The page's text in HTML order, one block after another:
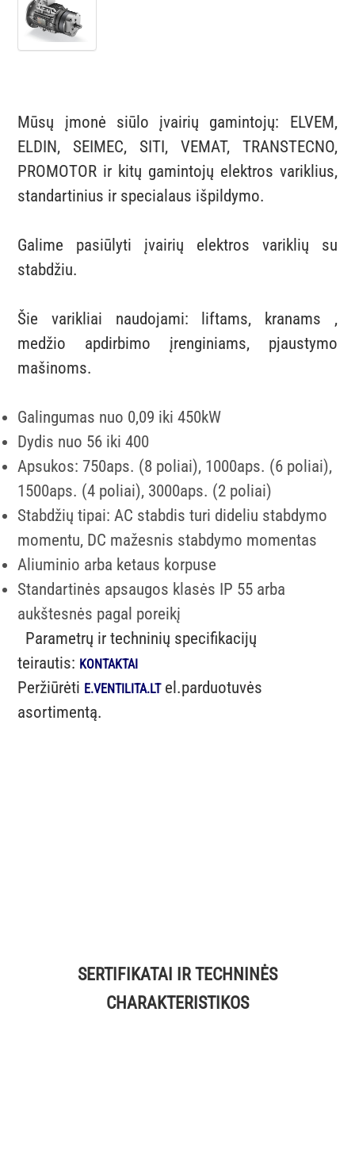
Mūsų įmonė siūlo įvairių gamintojų: ELVEM,
ELDIN, SEIMEC, SITI, VEMAT, TRANSTECNO,
PROMOTOR ir kitų gamintojų elektros variklius,
standartinius ir specialaus išpildymo.
Galime pasiūlyti įvairių elektros variklių su
stabdžiu.
Šie varikliai naudojami: liftams, kranams ,
medžio apdirbimo įrenginiams, pjaustymo
mašinoms.
Galingumas nuo 0,09 iki 450kW
Dydis nuo 56 iki 400
Apsukos: 750aps. (8 poliai), 1000aps. (6 poliai),
1500aps. (4 poliai), 3000aps. (2 poliai)
Stabdžių tipai: AC stabdis turi dideliu stabdymo
momentu, DC mažesnis stabdymo momentas
Aliuminio arba ketaus korpuse
Standartinės apsaugos klasės IP 55 arba
aukštesnės pagal poreikį
Parametrų ir techninių specifikacijų
teirautis: KONTAKTAI
Peržiūrėti E.VENTILITA.LTel.parduotuvės
asortimentą.
SERTIFIKATAI IR TECHNINĖS
CHARAKTERISTIKOS